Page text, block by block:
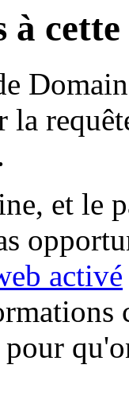
à
la
et le
activé